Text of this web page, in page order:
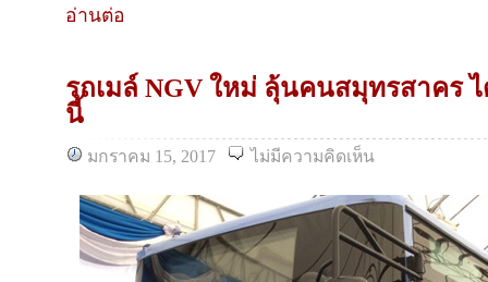
อ่านต่อ
รถเมล์ NGV ใหม่ ลุ้นคนสมุทรสาคร
นี้
มกราคม 15, 2017 ไม่มีความคิดเห็น